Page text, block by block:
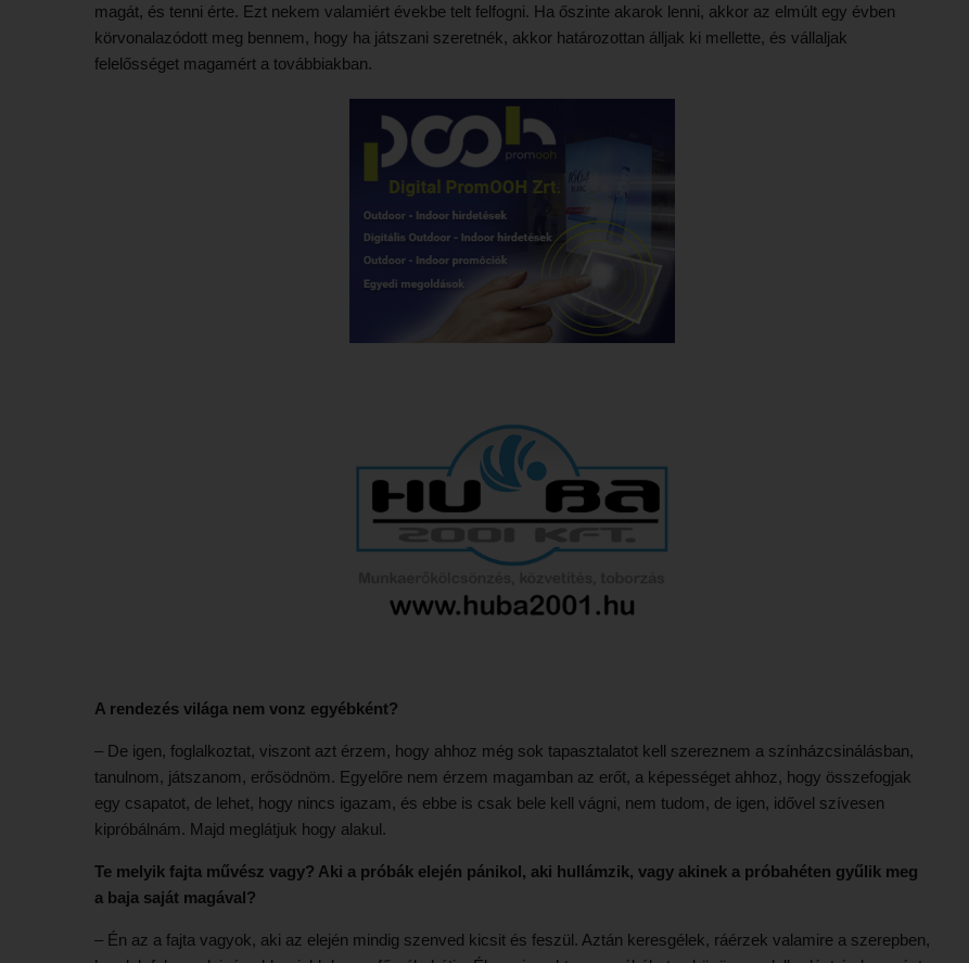
magát, és tenni érte. Ezt nekem valamiért évekbe telt felfogni. Ha őszinte akarok lenni, akkor az elmúlt egy évben
körvonalazódott meg bennem, hogy ha játszani szeretnék, akkor határozottan álljak ki mellette, és vállaljak
felelősséget magamért a továbbiakban.
A rendezés világa nem vonz egyébként?
– De igen, foglalkoztat, viszont azt érzem, hogy ahhoz még sok tapasztalatot kell szereznem a színházcsinálásban,
tanulnom, játszanom, erősödnöm. Egyelőre nem érzem magamban az erőt, a képességet ahhoz, hogy összefogjak
egy csapatot, de lehet, hogy nincs igazam, és ebbe is csak bele kell vágni, nem tudom, de igen, idővel szívesen
kipróbálnám. Majd meglátjuk hogy alakul.
Te melyik fajta művész vagy? Aki a próbák elején pánikol, aki hullámzik, vagy akinek a próbahéten gyűlik meg
a baja saját magával?
– Én az a fajta vagyok, aki az elején mindig szenved kicsit és feszül. Aztán keresgélek, ráérzek valamire a szerepben,